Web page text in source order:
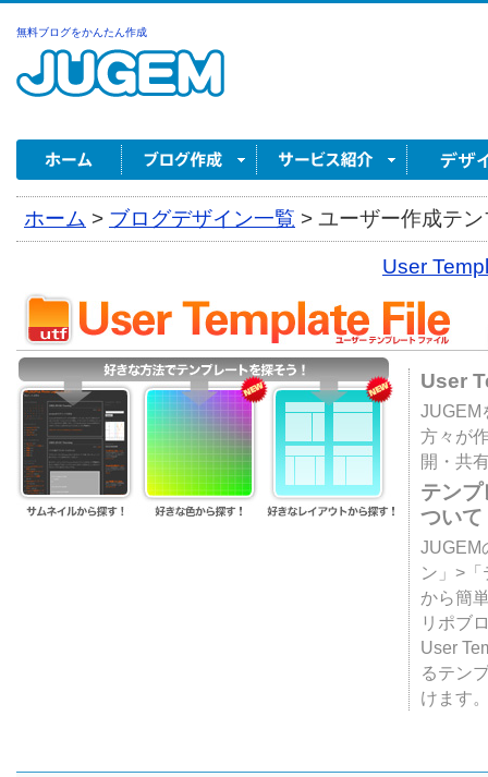
無料ブログをかんたん作成
ホーム > ブログデザイン一覧 > ユーザー作成テ
User
User
JUGEM
方々が
開・共
テン
ついて
JUGEM
ン」>
から簡
リポブ
User
るテン
けます